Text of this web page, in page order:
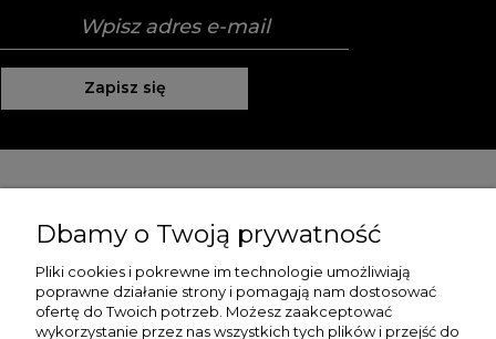
Zapisz się
Moje konto
Płatności i dostawa
Dbamy o Twoją prywatność
Pliki cookies i pokrewne im technologie umożliwiają
poprawne działanie strony i pomagają nam dostosować
ofertę do Twoich potrzeb. Możesz zaakceptować
wykorzystanie przez nas wszystkich tych plików i przejść do